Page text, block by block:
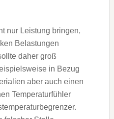
nur Leistung bringen,
Belastungen
daher groß
in Bezug
aber auch einen
Temperaturfühler